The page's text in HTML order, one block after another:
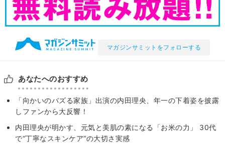
マガジンサミットをフォローする
あなたへのおすすめ
「向かいのバズる家族」出演の内田理央、年一の下着姿を披露
しファンから大反響！
内田理央が明かす、元気と美肌の素になる「お米の力」 30代
で“丁寧なスキンケア”の大切さ実感